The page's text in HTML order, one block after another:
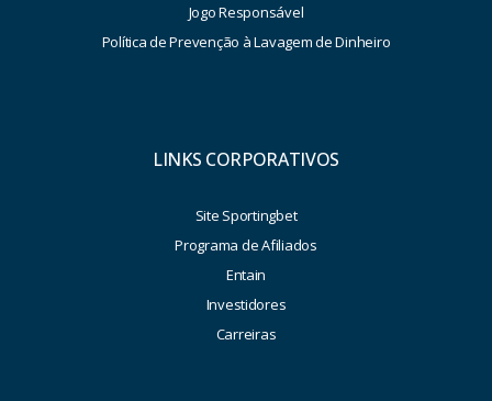
Jogo Responsável
Política de Prevenção à Lavagem de Dinheiro
LINKS CORPORATIVOS
Site Sportingbet
Programa de Afiliados
Entain
Investidores
Carreiras